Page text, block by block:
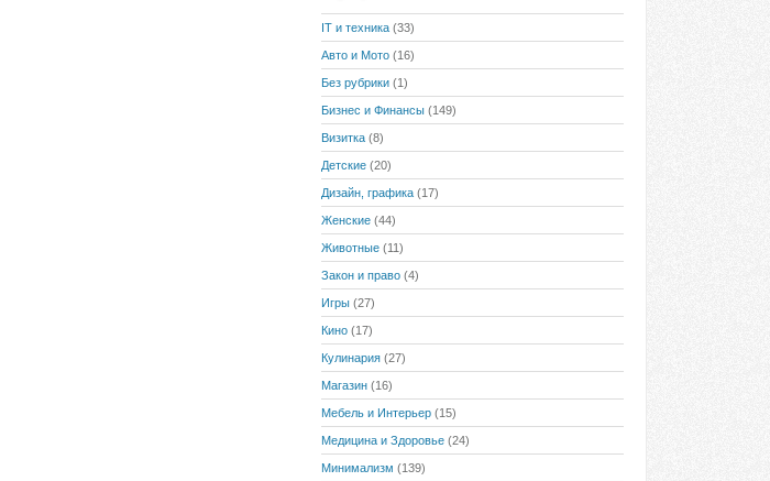
IT и техника (33)
Авто и Мото (16)
Без рубрики (1)
Бизнес и Финансы (149)
Визитка (8)
Детские (20)
Дизайн, графика (17)
Женские (44)
Животные (11)
Закон и право (4)
Игры (27)
Кино (17)
Кулинария (27)
Магазин (16)
Мебель и Интерьер (15)
Медицина и Здоровье (24)
Минимализм (139)